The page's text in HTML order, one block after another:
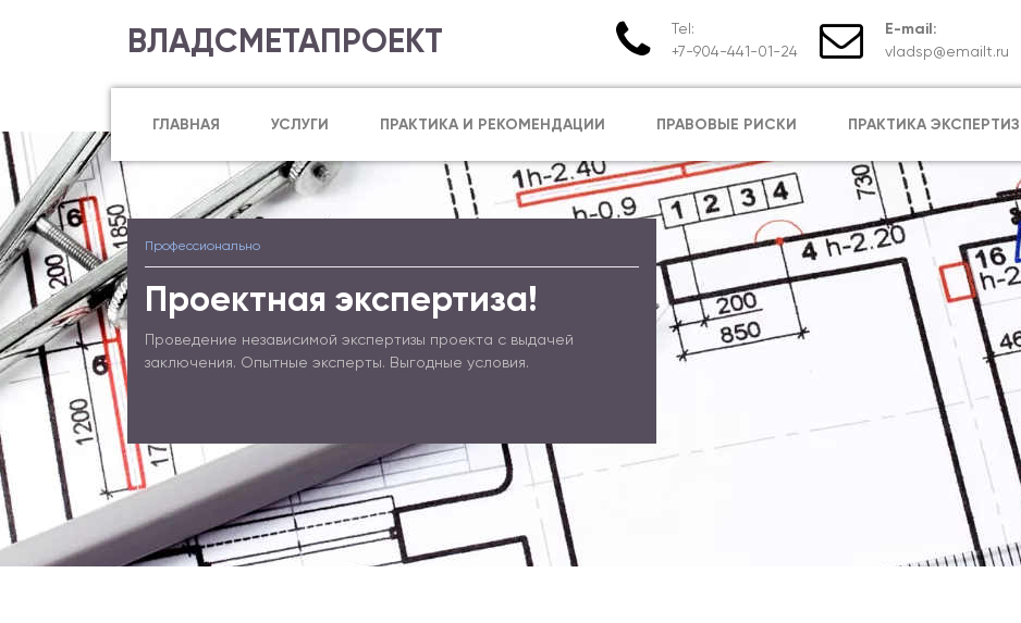
ВЛАДСМЕТАПРОЕКТ
Tel:
+7-904-441-01-24
E-mail:
vladsp@emailt.ru
ГЛАВНАЯ УСЛУГИ ПРАКТИКА И РЕКОМЕНДАЦИИ ПРАВОВЫЕ РИСКИ ПРАКТИКА ЭКСПЕРТИЗ
Профессионально
Проектная экспертиза!
Проведение независимой экспертизы проекта с выдачей
заключения. Опытные эксперты. Выгодные условия.